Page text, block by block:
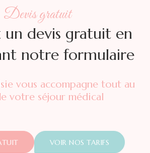
Devis gratuit
un devis gratuit en
notre formulaire
vous accompagne tout au
votre séjour médical
VOIR NOS TARIFS